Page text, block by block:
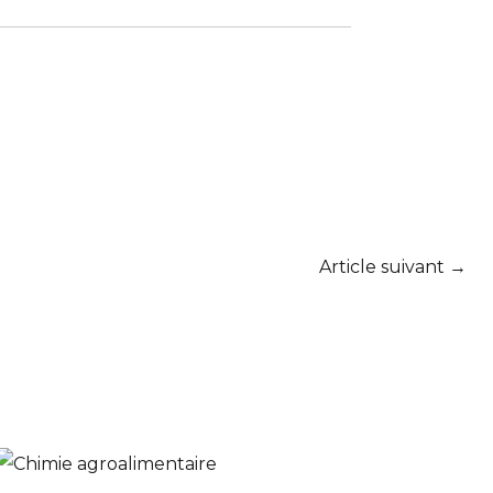
Article suivant →